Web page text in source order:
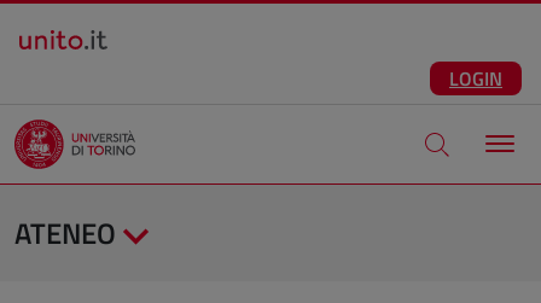
Salta al contenuto principale
LOGIN
Apri modale
ATENEO